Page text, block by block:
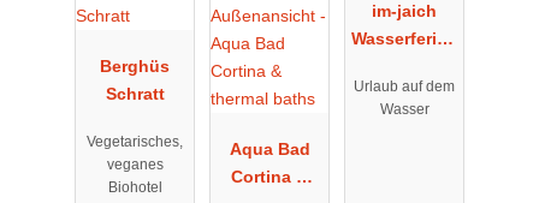
Berghüs
Schratt
Vegetarisches,
veganes
Biohotel
Aqua Bad
Cortina &
im-jaich
Wasserferien
Urlaub auf dem
Wasser